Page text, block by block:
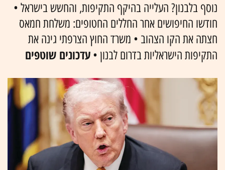
נוסף בלבנון? העלייה בהיקף התקיפות, והחשש בישראל •
חודשו החיפושים אחר החללים החטופים: משלחת חמאס
חצתה את הקו הצהוב • משרד החוץ הצרפתי גינה את
התקיפות הישראליות בדרום לבנון • עדכונים שוטפים